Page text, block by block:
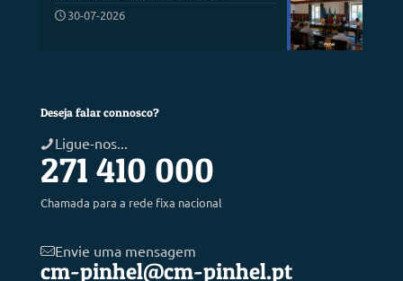
30-07-2026
Deseja falar connosco?
Ligue-nos...
271 410 000
Chamada para a rede fixa nacional
Envie uma mensagem
cm-pinhel@cm-pinhel.pt